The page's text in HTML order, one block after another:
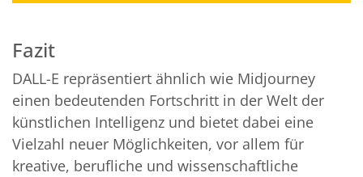
Fazit
DALL-E repräsentiert ähnlich wie Midjourney
einen bedeutenden Fortschritt in der Welt der
künstlichen Intelligenz und bietet dabei eine
Vielzahl neuer Möglichkeiten, vor allem für
kreative, berufliche und wissenschaftliche